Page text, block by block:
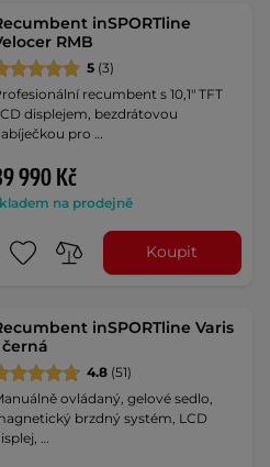
inSPORTline
RMB
5 (3)
recumbent s 10,1" TFT
displejem, bezdrátovou
pro …
990 Kč
na prodejně
Koupit
inSPORTline Varis
černá
4.8 (51)
ovládaný, gelové sedlo,
brzdný systém, LCD
…